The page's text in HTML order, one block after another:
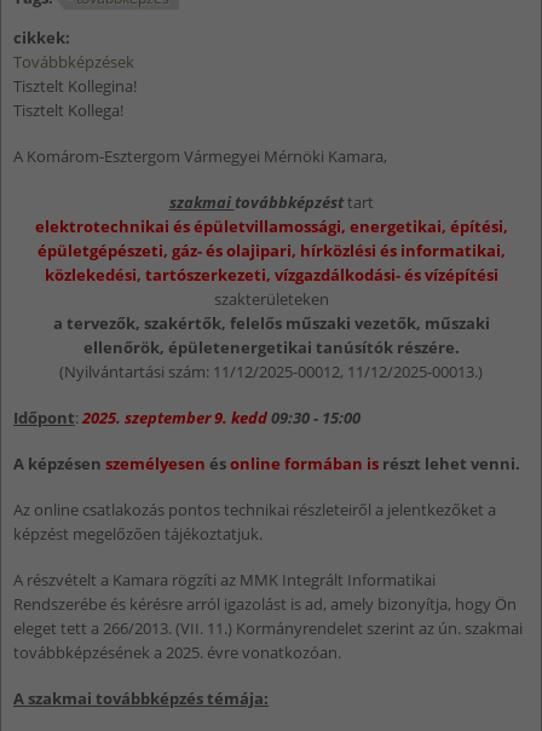
cikkek:
Továbbképzések
Tisztelt Kollegina!
Tisztelt Kollega!
A Komárom-Esztergom Vármegyei Mérnöki Kamara,
szakmai továbbképzésttart
elektrotechnikai és épületvillamossági, energetikai, építési,
épületgépészeti, gáz- és olajipari, hírközlési és informatikai,
közlekedési, tartószerkezeti, vízgazdálkodási- és vízépítési
szakterületeken
a tervezők, szakértők, felelős műszaki vezetők, műszaki
ellenőrök, épületenergetikai tanúsítók részére.
(Nyilvántartási szám: 11/12/2025-00012, 11/12/2025-00013.)
Időpont: 2025. szeptember 9. kedd09:30 - 15:00
A képzésen személyesen ésonline formában is részt lehet venni.
Az online csatlakozás pontos technikai részleteiről a jelentkezőket a
képzést megelőzően tájékoztatjuk.
A részvételt a Kamara rögzíti az MMK Integrált Informatikai
Rendszerébe és kérésre arról igazolást is ad, amely bizonyítja, hogy Ön
eleget tett a 266/2013. (VII. 11.) Kormányrendelet szerint az ún. szakmai
továbbképzésének a 2025. évre vonatkozóan.
A szakmai továbbképzés témája: